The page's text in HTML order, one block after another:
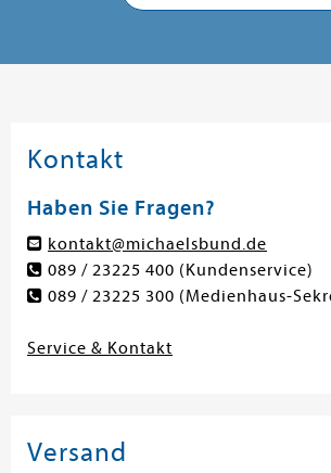
Kontakt
Haben Sie Fragen?
kontakt@michaelsbund.de
089 / 23225 400 (Kundenservice)
089 / 23225 300 (Medienhaus-
Service & Kontakt
Versand